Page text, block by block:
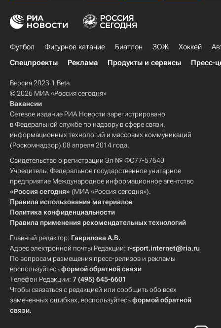
Футбол Фигурное катание Биатлон ЗОЖ Хоккей
Спецпроекты
Реклама Продукты и сервисы Пресс-
Версия 2023.1 Beta
© 2026 МИА «Россия сегодня»
Вакансии
Сетевое издание РИА Новости зарегистрировано
в Федеральной службе по надзору в сфере связи,
информационных технологий и массовых коммуникаций
(Роскомнадзор) 08 апреля 2014 года.
Свидетельство о регистрации Эл № ФС77-57640
Учредитель: Федеральное государственное унитарное
предприятие Международное информационное агентство
«Россия сегодня» (МИА «Россия сегодня»).
Правила использования материалов
Политика конфиденциальности
Правила применения рекомендательных технологий
Главный редактор: Гаврилова А.В.
Адрес электронной почты Редакции: r-sport.internet@ria.ru
По вопросам размещения пресс-релизов и рекламы
воспользуйтесьформой обратной связи
Телефон Редакции: 7 (495) 645-6601
Чтобы связаться с редакцией или сообщить обо всех
замеченных ошибках, воспользуйтесьформой обратной
связи.